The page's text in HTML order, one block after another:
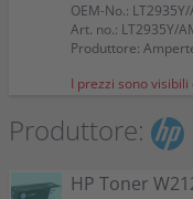
OEM-No.:
Art. no.: LT2935Y/
Produttore:
I prezzi sono
Produttore:
HP Toner